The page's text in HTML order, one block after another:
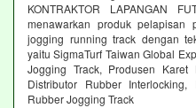
KONTRAKTOR LAPANGAN
menawarkan produk pelapisan
jogging running track dengan
yaitu SigmaTurf Taiwan Global
Jogging Track, Produsen
Distributor Rubber
Rubber Jogging Track